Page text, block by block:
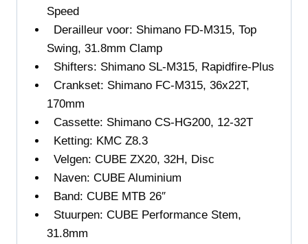
Speed
Derailleur voor: Shimano FD-M315, Top
Swing, 31.8mm Clamp
Shifters: Shimano SL-M315, Rapidfire-Plus
Crankset: Shimano FC-M315, 36x22T,
170mm
Cassette: Shimano CS-HG200, 12-32T
Ketting: KMC Z8.3
Velgen: CUBE ZX20, 32H, Disc
Naven: CUBE Aluminium
Band: CUBE MTB 26″
Stuurpen: CUBE Performance Stem,
31.8mm